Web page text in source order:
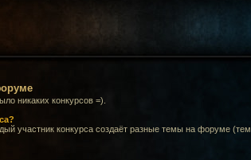
никаких конкурсов =).
участник конкурса создаёт разные темы на форуме